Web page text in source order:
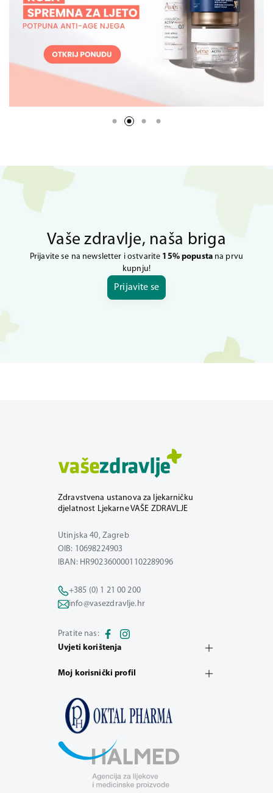
Vaše zdravlje, naša briga
Prijavite se na newsletter i ostvarite 15% popustana prvu
kupnju!
Prijavite se
Zdravstvena ustanova za ljekarničku
djelatnost Ljekarne VAŠE ZDRAVLJE
Utinjska 40, Zagreb
OIB: 10698224903
IBAN: HR9023600001102289096
+385 (0) 1 21 00 200
info@vasezdravlje.hr
Pratite nas:
Uvjeti korištenja
Moj korisnički profil